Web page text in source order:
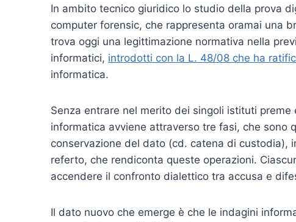
In ambito tecnico giuridico lo studio della prova
computer forensic, che rappresenta oramai una
trova oggi una legittimazione normativa nella
informatici, introdotti con la L. 48/08 che ha
informatica.
Senza entrare nel merito dei singoli istituti
informatica avviene attraverso tre fasi, che sono
conservazione del dato (cd. catena di custodia),
referto, che rendiconta queste operazioni.
accendere il confronto dialettico tra accusa e
Il dato nuovo che emerge è che le indagini